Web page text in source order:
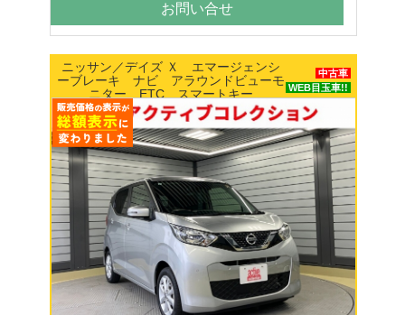
お問い合せ
ニッサン／デイズ Ｘ エマージェンシ
ーブレーキ ナビ アラウンドビューモ
ニター ETC スマートキー
中古車
WEB目玉車!!